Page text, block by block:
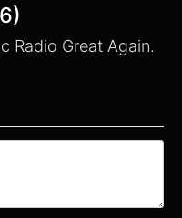
Radio Great Again.